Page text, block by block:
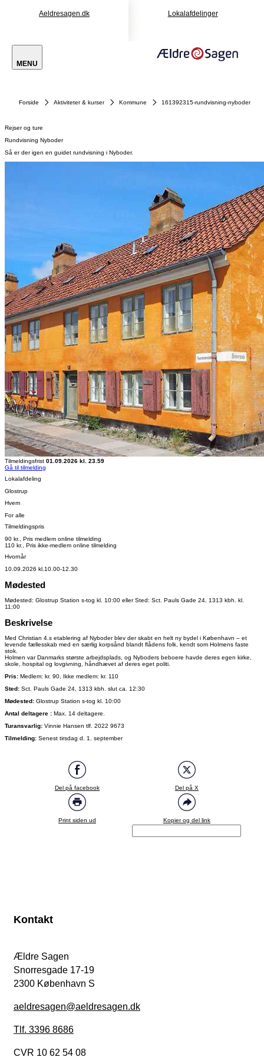
Aeldresagen.dk Lokalafdelinger
MENU
Forside Aktiviteter & kurser Kommune 161392315-rundvisning-nyboder
Rejser og ture
Rundvisning Nyboder
Så er der igen en guidet rundvisning i Nyboder.
Tilmeldingsfrist 01.09.2026 kl. 23.59
Gå til tilmelding
Lokalafdeling
Glostrup
Hvem
For alle
Tilmeldingspris
90 kr., Pris medlem online tilmelding
110 kr., Pris ikke-medlem online tilmelding
Hvornår
10.09.2026 kl.10.00-12.30
Mødested
Mødested: Glostrup Station s-tog kl. 10:00 eller Sted: Sct. Pauls Gade 24, 1313 kbh. kl.
11;00
Beskrivelse
Med Christian 4.s etablering af Nyboder blev der skabt en helt ny bydel i København – et
levende fællesskab med en særlig korpsånd blandt ﬂådens folk, kendt som Holmens faste
stok.
Holmen var Danmarks største arbejdsplads, og Nyboders beboere havde deres egen kirke,
skole, hospital og lovgivning, håndhævet af deres eget politi.
Pris: Medlem: kr. 90, Ikke medlem: kr. 110
Sted: Sct. Pauls Gade 24, 1313 kbh. slut ca. 12:30
Mødested: Glostrup Station s-tog kl. 10:00
Antal deltagere : Max. 14 deltagere.
Turansvarlig: Vinnie Hansen tlf. 2022 9673
Tilmelding: Senest tirsdag d. 1. september
Del på facebook Del på X
Print siden ud Kopier og del link
Kontakt
Ældre Sagen
Snorresgade 17-19
2300 København S
aeldresagen@aeldresagen.dk
Tlf. 3396 8686
CVR 10 62 54 08